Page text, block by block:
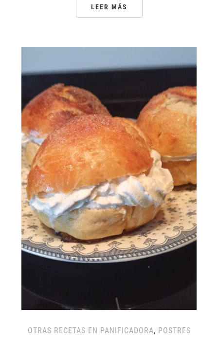
LEER MÁS
OTRAS RECETAS EN PANIFICADORA, POSTRES